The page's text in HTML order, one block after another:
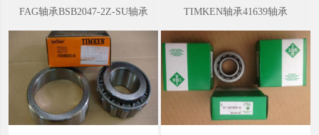
面带防尘盖的凸缘外圈深沟球轴承 (F60000-Z型)；两面带防尘盖的凸
缘外圈深沟球轴承(F60000-2Z型)共 11种。
按照深沟球轴承的大小尺寸可以分为：
(1) 微型轴承----公称外径尺寸范围为26mm以下的轴承;
(2) 小型轴承----公称外径尺寸范围为28-55mm的轴承;
(3) 中小型轴承----公称外径尺寸范围为60-115mm的轴承;
FAG轴承BSB2047-2Z-SU轴承 TIMKEN轴承41639轴承